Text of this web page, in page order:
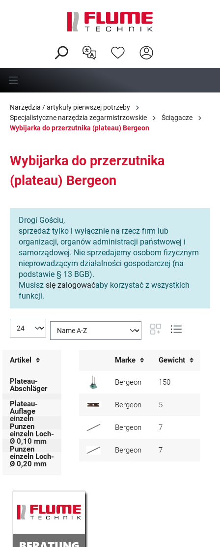
Narzędzia / artykuły pierwszej potrzeby
Specjalistyczne narzędzia zegarmistrzowskie
Ściągacze
Wybijarka do przerzutnika (plateau) Bergeon
Wybijarka do przerzutnika
(plateau) Bergeon
Drogi Gościu,
sprzedaż tylko i wyłącznie na rzecz firm lub
organizacji, organów administracji państwowej i
samorządowej. Nie sprzedajemy osobom fizycznym
nieprowadzącym działalności gospodarczej (na
podstawie § 13 BGB).
Musisz się zalogowaćaby korzystać z wszystkich
funkcji.
Artikel Marke Gewicht
Plateau-
Abschläger
Bergeon 150
Plateau-
Auflage
einzeln
Bergeon 5
Punzen
einzeln Loch-
Ø 0,10 mm
Bergeon 7
Punzen
einzeln Loch-
Ø 0,20 mm
Bergeon 7